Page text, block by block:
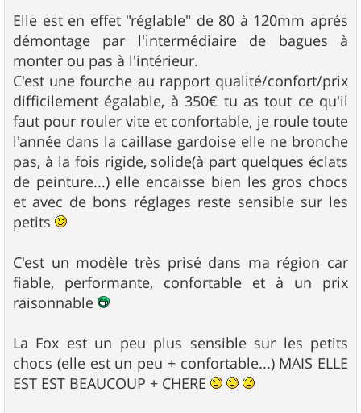
g
e
Elle est en effet "réglable" de 80 à 120mm aprés
démontage par l'intermédiaire de bagues à
monter ou pas à l'intérieur.
C'est une fourche au rapport qualité/confort/prix
difficilement égalable, à 350€ tu as tout ce qu'il
faut pour rouler vite et confortable, je roule toute
l'année dans la caillase gardoise elle ne bronche
pas, à la fois rigide, solide(à part quelques éclats
de peinture...) elle encaisse bien les gros chocs
et avec de bons réglages reste sensible sur les
petits
C'est un modèle très prisé dans ma région car
fiable, performante, confortable et à un prix
raisonnable
La Fox est un peu plus sensible sur les petits
chocs (elle est un peu + confortable...) MAIS ELLE
EST EST BEAUCOUP + CHERE